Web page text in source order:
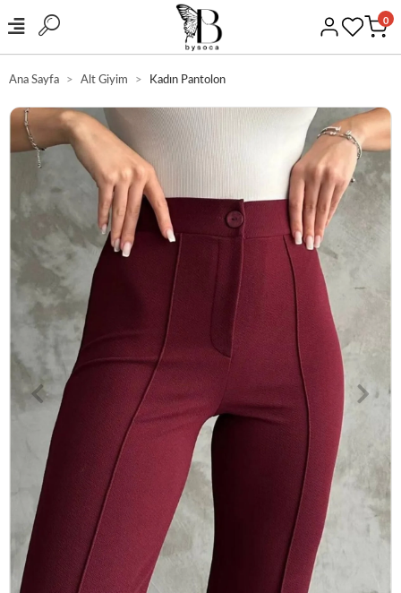
0
GÜVENLİ ALIŞVERİŞ
Ana Sayfa Alt Giyim Kadın Pantolon